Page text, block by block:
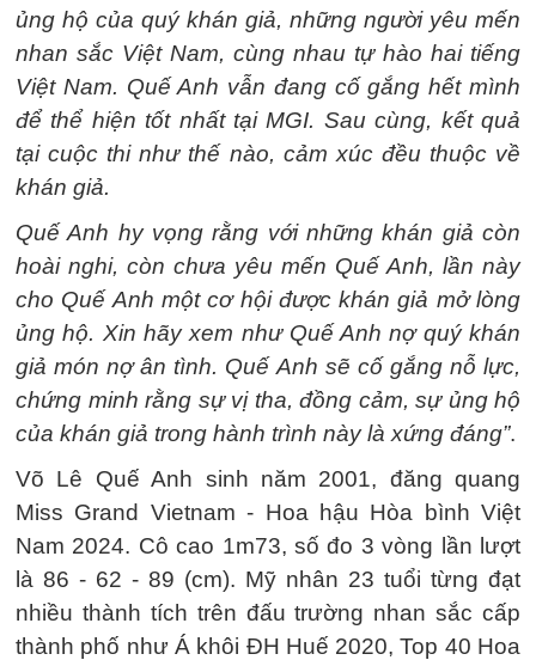
ủng hộ của quý khán giả, những người yêu mến
nhan sắc Việt Nam, cùng nhau tự hào hai tiếng
Việt Nam. Quế Anh vẫn đang cố gắng hết mình
để thể hiện tốt nhất tại MGI. Sau cùng, kết quả
tại cuộc thi như thế nào, cảm xúc đều thuộc về
khán giả.
Quế Anh hy vọng rằng với những khán giả còn
hoài nghi, còn chưa yêu mến Quế Anh, lần này
cho Quế Anh một cơ hội được khán giả mở lòng
ủng hộ. Xin hãy xem như Quế Anh nợ quý khán
giả món nợ ân tình. Quế Anh sẽ cố gắng nỗ lực,
chứng minh rằng sự vị tha, đồng cảm, sự ủng hộ
của khán giả trong hành trình này là xứng đáng”.
Võ Lê Quế Anh sinh năm 2001, đăng quang
Miss Grand Vietnam - Hoa hậu Hòa bình Việt
Nam 2024. Cô cao 1m73, số đo 3 vòng lần lượt
là 86 - 62 - 89 (cm). Mỹ nhân 23 tuổi từng đạt
nhiều thành tích trên đấu trường nhan sắc cấp
thành phố như Á khôi ĐH Huế 2020, Top 40 Hoa